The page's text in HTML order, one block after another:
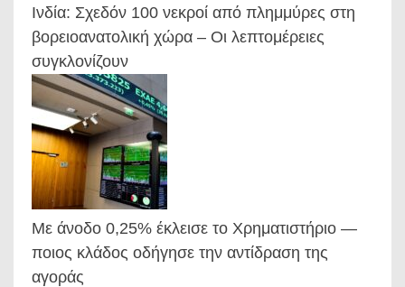
Ινδία: Σχεδόν 100 νεκροί από πλημμύρες στη
βορειοανατολική χώρα – Οι λεπτομέρειες
συγκλονίζουν
Με άνοδο 0,25% έκλεισε το Χρηματιστήριο —
ποιος κλάδος οδήγησε την αντίδραση της
αγοράς